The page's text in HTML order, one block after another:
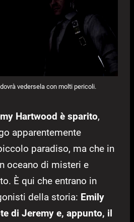
vedersela con molti pericoli.
Hartwood è sparito,
apparentemente
paradiso, ma che in
oceano di misteri e
È qui che entrano in
della storia: Emily
di Jeremy e, appunto, il